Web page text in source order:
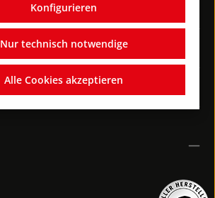
Nur technisch notwendige
Konfigurieren
Alle Cookies akzeptieren